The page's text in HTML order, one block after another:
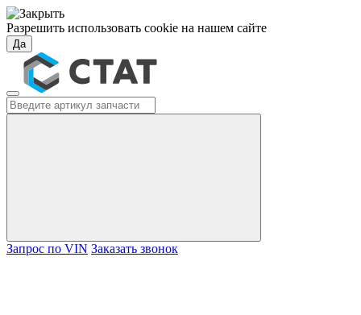
Разрешить использовать cookie на нашем сайте
Да
Запрос по VIN Заказать звонок